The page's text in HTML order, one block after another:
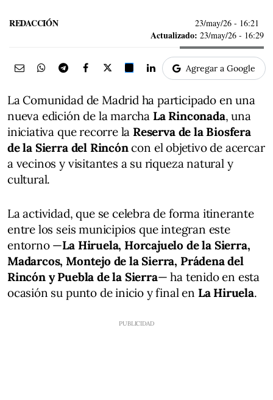
REDACCIÓN 23/may/26 - 16:21
Actualizado: 23/may/26 - 16:29
Agregar a Google
La Comunidad de Madrid ha participado en una
nueva edición de la marcha La Rinconada, una
iniciativa que recorre la Reserva de la Biosfera
de la Sierra del Rincóncon el objetivo de acercar
a vecinos y visitantes a su riqueza natural y
cultural.
La actividad, que se celebra de forma itinerante
entre los seis municipios que integran este
entorno —La Hiruela, Horcajuelo de la Sierra,
Madarcos, Montejo de la Sierra, Prádena del
Rincón y Puebla de la Sierra— ha tenido en esta
ocasión su punto de inicio y final en La Hiruela.